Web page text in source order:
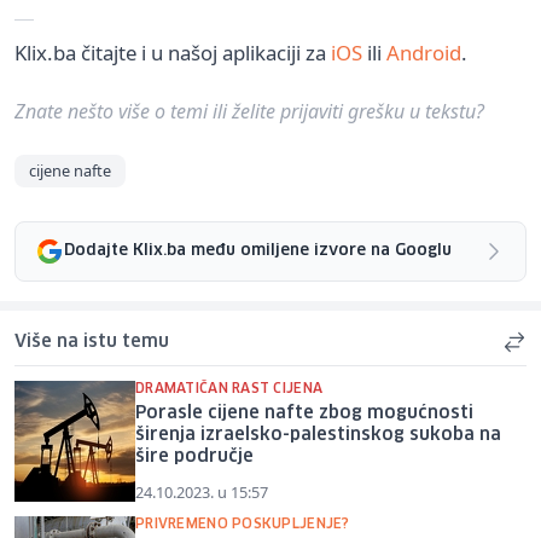
Klix.ba čitajte i u našoj aplikaciji za iOS ili Android.
Znate nešto više o temi ili želite prijaviti grešku u tekstu?
cijene nafte
Dodajte Klix.ba među omiljene izvore na Googlu
Više na istu temu
DRAMATIČAN RAST CIJENA
Porasle cijene nafte zbog mogućnosti
širenja izraelsko-palestinskog sukoba na
šire područje
24.10.2023. u 15:57
PRIVREMENO POSKUPLJENJE?